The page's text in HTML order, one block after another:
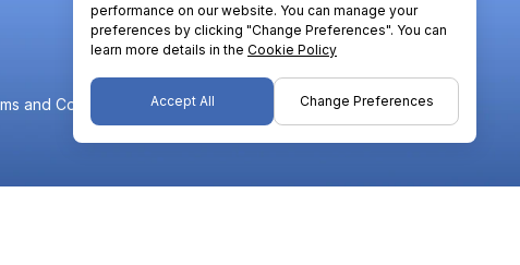
and Conditions Privacy Policy Cookie PolicySitemap
performance on our website. You can manage your
preferences by clicking "Change Preferences". You can
learn more details in the Cookie Policy
Accept All Change Preferences